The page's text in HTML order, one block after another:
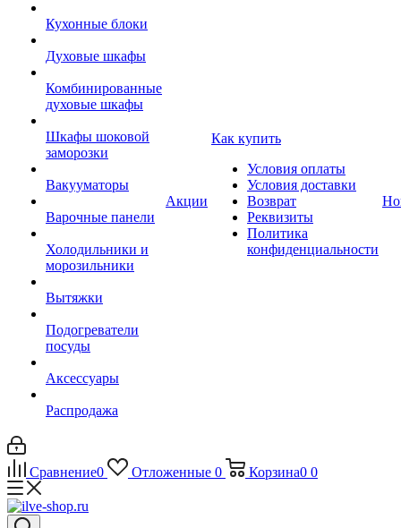
Кухонные блоки
Духовые шкафы
Комбинированные
духовые шкафы
Шкафы шоковой
заморозки
Вакууматоры
Варочные панели
Холодильники и
морозильники
Вытяжки
Подогреватели
посуды
Аксессуары
Распродажа
Акции
Как купить
Условия оплаты
Условия доставки
Возврат
Реквизиты
Политика
конфиденциальности
Сравнение0 Отложенные 0 Корзина0 0